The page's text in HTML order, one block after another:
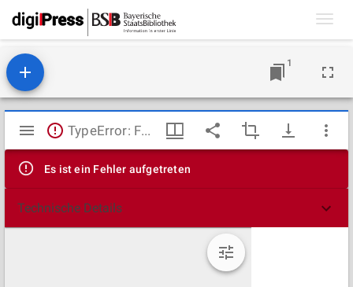
1
Mirador
Viewer
TypeError: Failed to fetch
Es ist ein Fehler aufgetreten
Technische Details